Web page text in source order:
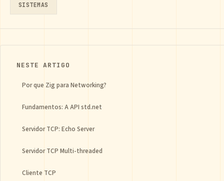
SISTEMAS
NESTE ARTIGO
Por que Zig para Networking?
Fundamentos: A API std.net
Servidor TCP: Echo Server
Servidor TCP Multi-threaded
Cliente TCP